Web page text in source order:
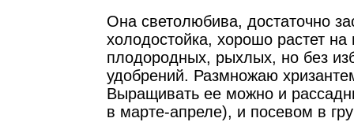
Она светолюбива, достаточно
холодостойка, хорошо растет на
плодородных, рыхлых, но без
удобрений. Размножаю
Выращивать ее можно и
в марте-апреле), и посевом в